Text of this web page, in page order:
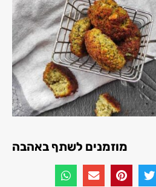
מוזמנים לשתף באהבה